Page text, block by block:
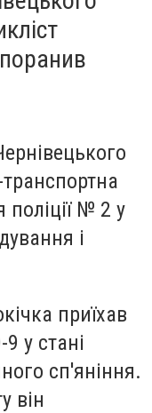
поліції № 2 у
і
приїхав
у стані
сп'яніння.
він